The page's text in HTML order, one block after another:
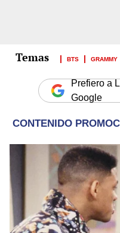
BTS GRAMMY
Prefiero a
Google